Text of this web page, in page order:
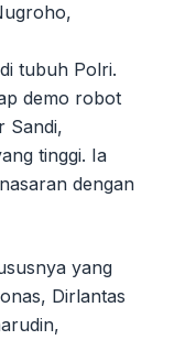
tubuh Polri.
demo robot
Sandi,
tinggi. Ia
dengan
yang
Dirlantas